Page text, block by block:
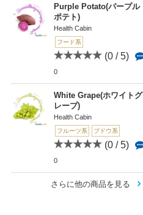
Purple Potato(パープル
ポテト)
Health Cabin
フード系
(0 / 5)
0
White Grape(ホワイトグ
レープ)
Health Cabin
フルーツ系 ブドウ系
(0 / 5)
0
さらに他の商品を見る